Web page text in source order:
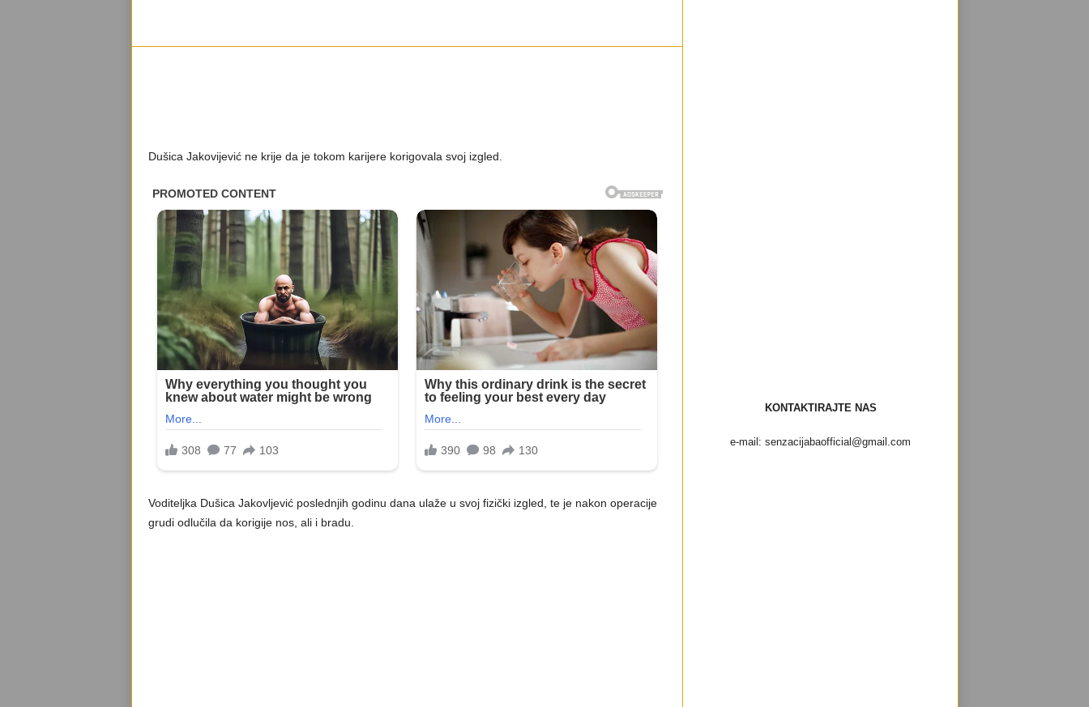
Dušica Jakovijević ne krije da je tokom karijere korigovala svoj izgled.
Voditeljka Dušica Jakovljević poslednjih godinu dana ulaže u svoj fizički izgled, te je nakon operacije
grudi odlučila da korigije nos, ali i bradu.
KONTAKTIRAJTE NAS
e-mail: senzacijabaofficial@gmail.com